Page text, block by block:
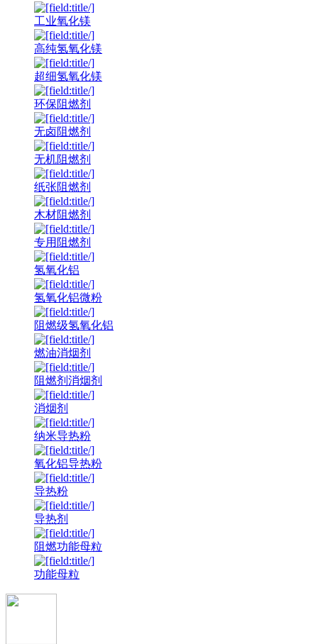
工业氧化镁
高纯氢氧化镁
超细氢氧化镁
环保阻燃剂
无卤阻燃剂
无机阻燃剂
纸张阻燃剂
木材阻燃剂
专用阻燃剂
氢氧化铝
氢氧化铝微粉
阻燃级氢氧化铝
燃油消烟剂
阻燃剂消烟剂
消烟剂
纳米导热粉
氧化铝导热粉
导热粉
导热剂
阻燃功能母粒
功能母粒